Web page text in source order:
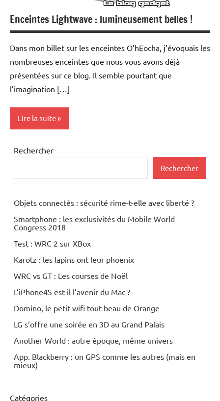
Enceintes Lightwave : lumineusement belles !
Dans mon billet sur les enceintes O’hEocha, j’évoquais les
nombreuses enceintes que nous vous avons déjà
présentées sur ce blog. Il semble pourtant que
l’imagination […]
Lire la suite
MP3
Rechercher
Rechercher
Objets connectés : sécurité rime-t-elle avec liberté ?
Smartphone : les exclusivités du Mobile World
Congress 2018
Test : WRC 2 sur XBox
Karotz : les lapins ont leur phoenix
WRC vs GT : Les courses de Noël
L’iPhone4S est-il l’avenir du Mac ?
Domino, le petit wifi tout beau de Orange
LG s’offre une soirée en 3D au Grand Palais
Another World : autre époque, même univers
App. Blackberry : un GPS comme les autres (mais en
mieux)
Catégories